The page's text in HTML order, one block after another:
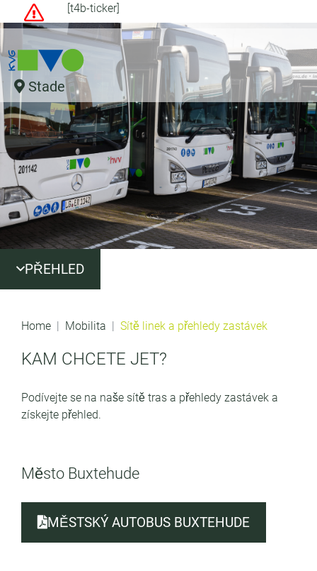
[t4b-ticker]
Stade
PŘEHLED
Home Mobilita Sítě linek a přehledy zastávek
KAM CHCETE JET?
Podívejte se na naše sítě tras a přehledy zastávek a
získejte přehled.
Město Buxtehude
MĚSTSKÝ AUTOBUS BUXTEHUDE